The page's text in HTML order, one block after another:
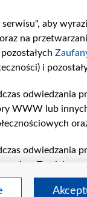
aby
na
i
odwiedzania
WWW lub
odwiedzania
o Twoich
TVP
dla realizacji
tworzenia